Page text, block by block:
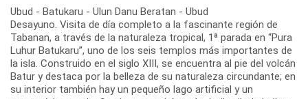
Ubud - Batukaru - Ulun Danu Beratan - Ubud
Desayuno. Visita de día completo a la fascinante región de
Tabanan, a través de la naturaleza tropical, 1ª parada en “Pura
Luhur Batukaru”, uno de los seis templos más importantes de
la isla. Construido en el siglo XIII, se encuentra al pie del volcán
Batur y destaca por la belleza de su naturaleza circundante; en
su interior también hay un pequeño lago artificial y un